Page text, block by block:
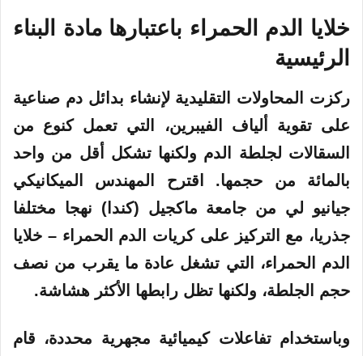
خلايا الدم الحمراء باعتبارها مادة البناء
الرئيسية
ركزت المحاولات التقليدية لإنشاء بدائل دم صناعية
على تقوية ألياف الفيبرين، التي تعمل كنوع من
السقالات لجلطة الدم ولكنها تشكل أقل من واحد
بالمائة من حجمها. اقترح المهندس الميكانيكي
جيانيو لي من جامعة ماكجيل (كندا) نهجا مختلفا
جذريا، مع التركيز على كريات الدم الحمراء – خلايا
الدم الحمراء، التي تشغل عادة ما يقرب من نصف
حجم الجلطة، ولكنها تظل رابطها الأكثر هشاشة.
وباستخدام تفاعلات كيميائية مجهرية محددة، قام